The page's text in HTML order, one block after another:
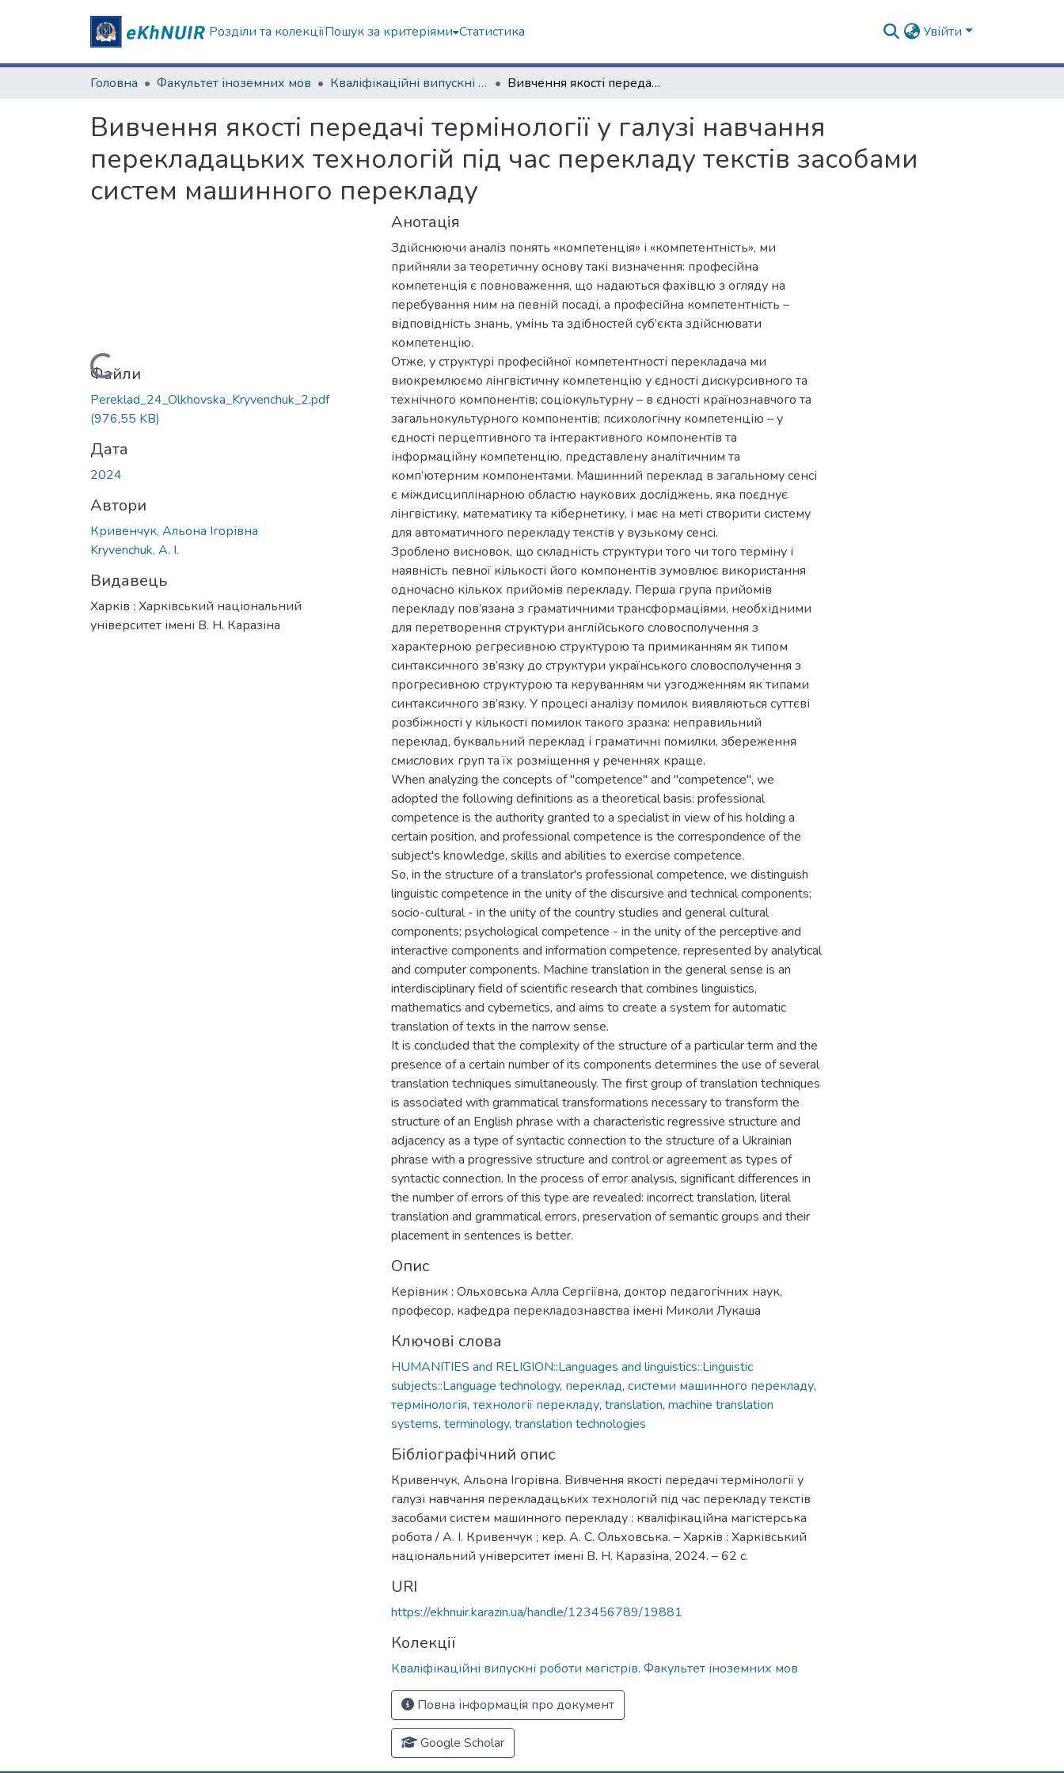
Розділи та колекціїПошук за критеріями Статистика Увійти
Головна Факультет іноземних мов Кваліфікаційні випускні роботи магістрів. Факультет іноземних мов Вивчення якості передачі термінології у галузі навчання перекладацьких технологій під час перекладу текстів засобами систем машинного перекладу
Вивчення якості передачі термінології у галузі навчання
перекладацьких технологій під час перекладу текстів засобами
систем машинного перекладу
Вантажиться...Файли
Pereklad_24_Olkhovska_Kryvenchuk_2.pdf
(976,55 KB)
Дата
2024
Автори
Кривенчук, Альона Ігорівна
Kryvenchuk, A. I.
Видавець
Харків : Харківський національний
університет імені В. Н. Каразіна
Анотація
Здійснюючи аналіз понять «компетенція» і «компетентність», ми
прийняли за теоретичну основу такі визначення: професійна
компетенція є повноваження, що надаються фахівцю з огляду на
перебування ним на певній посаді, а професійна компетентність –
відповідність знань, умінь та здібностей суб’єкта здійснювати
компетенцію.
Отже, у структурі професійної компетентності перекладача ми
виокремлюємо лінгвістичну компетенцію у єдності дискурсивного та
технічного компонентів; соціокультурну – в єдності країнознавчого та
загальнокультурного компонентів; психологічну компетенцію – у
єдності перцептивного та інтерактивного компонентів та
інформаційну компетенцію, представлену аналітичним та
комп’ютерним компонентами. Машинний переклад в загальному сенсі
є міждисциплінарною областю наукових досліджень, яка поєднує
лінгвістику, математику та кібернетику, і має на меті створити систему
для автоматичного перекладу текстів у вузькому сенсі.
Зроблено висновок, що складність структури того чи того терміну і
наявність певної кількості його компонентів зумовлює використання
одночасно кількох прийомів перекладу. Перша група прийомів
перекладу пов’язана з граматичними трансформаціями, необхідними
для перетворення структури англійського словосполучення з
характерною регресивною структурою та примиканням як типом
синтаксичного зв’язку до структури українського словосполучення з
прогресивною структурою та керуванням чи узгодженням як типами
синтаксичного зв’язку. У процесі аналізу помилок виявляються суттєві
розбіжності у кількості помилок такого зразка: неправильний
переклад, буквальний переклад і граматичні помилки, збереження
смислових груп та їх розміщення у реченнях краще.
When analyzing the concepts of "competence" and "competence", we
adopted the following definitions as a theoretical basis: professional
competence is the authority granted to a specialist in view of his holding a
certain position, and professional competence is the correspondence of the
subject's knowledge, skills and abilities to exercise competence.
So, in the structure of a translator's professional competence, we distinguish
linguistic competence in the unity of the discursive and technical components;
socio-cultural - in the unity of the country studies and general cultural
components; psychological competence - in the unity of the perceptive and
interactive components and information competence, represented by analytical
and computer components. Machine translation in the general sense is an
interdisciplinary field of scientific research that combines linguistics,
mathematics and cybernetics, and aims to create a system for automatic
translation of texts in the narrow sense.
It is concluded that the complexity of the structure of a particular term and the
presence of a certain number of its components determines the use of several
translation techniques simultaneously. The first group of translation techniques
is associated with grammatical transformations necessary to transform the
structure of an English phrase with a characteristic regressive structure and
adjacency as a type of syntactic connection to the structure of a Ukrainian
phrase with a progressive structure and control or agreement as types of
syntactic connection. In the process of error analysis, significant differences in
the number of errors of this type are revealed: incorrect translation, literal
translation and grammatical errors, preservation of semantic groups and their
placement in sentences is better.
Опис
Керівник : Ольховська Алла Сергіївна, доктор педагогічних наук,
професор, кафедра перекладознавства імені Миколи Лукаша
Ключові слова
HUMANITIES and RELIGION::Languages and linguistics::Linguistic
subjects::Language technology, переклад, системи машинного перекладу,
термінологія, технології перекладу, translation, machine translation
systems, terminology, translation technologies
Бібліографічний опис
Кривенчук, Альона Ігорівна. Вивчення якості передачі термінології у
галузі навчання перекладацьких технологій під час перекладу текстів
засобами систем машинного перекладу : кваліфікаційна магістерська
робота / А. І. Кривенчук ; кер. А. С. Ольховська. – Харків : Харківський
національний університет імені В. Н. Каразіна, 2024. – 62 с.
URI
https://ekhnuir.karazin.ua/handle/123456789/19881
Колекції
Кваліфікаційні випускні роботи магістрів. Факультет іноземних мов
Повна інформація про документ
Google Scholar